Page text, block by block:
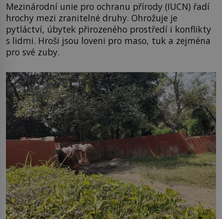
Mezinárodní unie pro ochranu přírody (IUCN) řadí
hrochy mezi zranitelné druhy. Ohrožuje je
pytláctví, úbytek přirozeného prostředí i konflikty
s lidmi. Hroši jsou loveni pro maso, tuk a zejména
pro své zuby.